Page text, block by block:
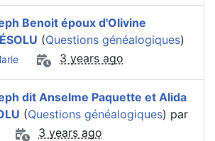
Benoit époux d'Olivine
(Questions généalogiques)
3 years ago
dit Anselme Paquette et Alida
(Questions généalogiques) par
3 years ago